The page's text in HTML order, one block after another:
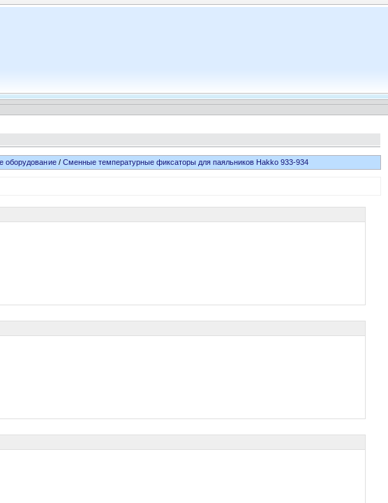
оборудование/ Сменные температурные фиксаторы для паяльников Hakko 933-934